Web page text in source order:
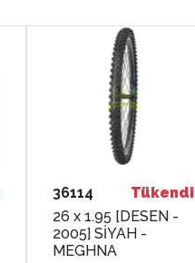
36114
Tükendi
26 x 1.95 [DESEN -
2005] SİYAH -
MEGHNA